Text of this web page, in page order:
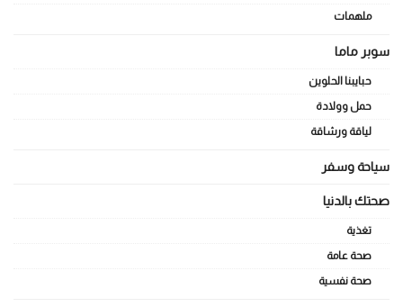
ملهمات
سوبر ماما
حبايبنا الحلوين
حمل وولادة
لياقة ورشاقة
سياحة وسفر
صحتك بالدنيا
تغذية
صحة عامة
صحة نفسية